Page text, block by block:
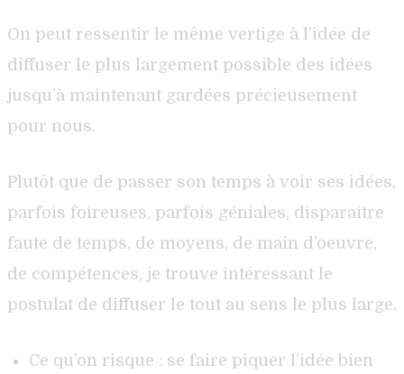
On peut ressentir le même vertige à l’idée de
diffuser le plus largement possible des idées
jusqu’à maintenant gardées précieusement
pour nous.
Plutôt que de passer son temps à voir ses idées,
parfois foireuses, parfois géniales, disparaitre
faute de temps, de moyens, de main d’oeuvre,
de compétences, je trouve intéressant le
postulat de diffuser le tout au sens le plus large.
Ce qu’on risque : se faire piquer l’idée bien